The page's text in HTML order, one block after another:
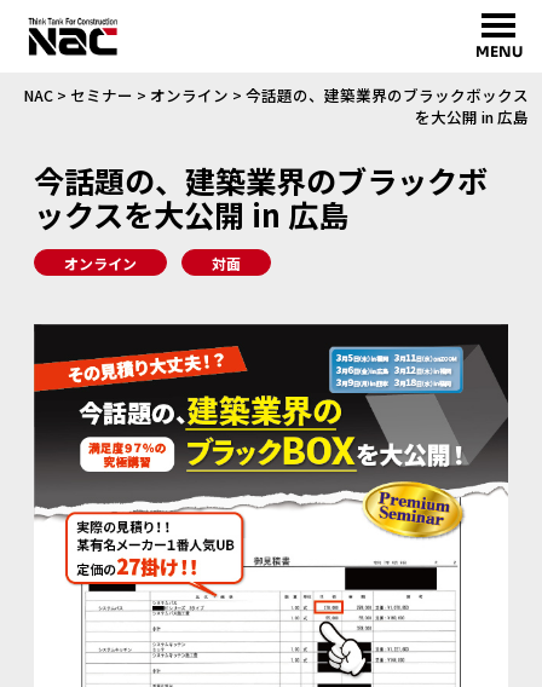
MENU
NAC> セミナー > オンライン > 今話題の、建築業界のブラックボックス
を大公開 in 広島
今話題の、建築業界のブラックボ
ックスを大公開 in 広島
オンライン 対面